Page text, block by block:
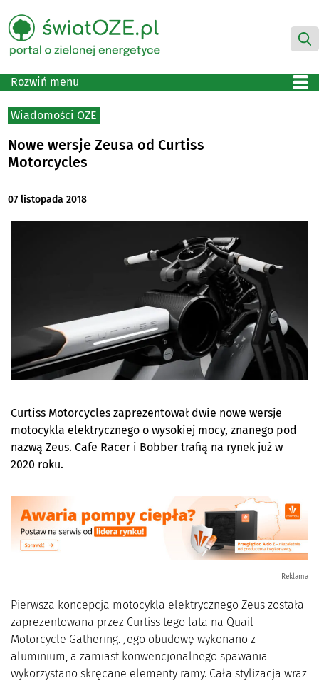
Rozwiń menu
Wiadomości OZE
Nowe wersje Zeusa od Curtiss
Motorcycles
07 listopada 2018
Curtiss Motorcycles zaprezentował dwie nowe wersje
motocykla elektrycznego o wysokiej mocy, znanego pod
nazwą Zeus. Cafe Racer i Bobber trafią na rynek już w
2020 roku.
Reklama
Pierwsza koncepcja motocykla elektrycznego Zeus została
zaprezentowana przez Curtiss tego lata na Quail
Motorcycle Gathering. Jego obudowę wykonano z
aluminium, a zamiast konwencjonalnego spawania
wykorzystano skręcane elementy ramy. Cała stylizacja wraz